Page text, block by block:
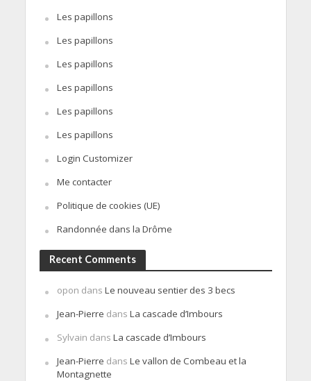
Les papillons
Les papillons
Les papillons
Les papillons
Les papillons
Les papillons
Login Customizer
Me contacter
Politique de cookies (UE)
Randonnée dans la Drôme
Recent Comments
opon dans Le nouveau sentier des 3 becs
Jean-Pierre dans La cascade d’Imbours
Sylvain dans La cascade d’Imbours
Jean-Pierre dans Le vallon de Combeau et la
Montagnette